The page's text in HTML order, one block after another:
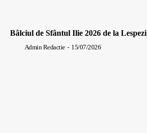
Bâlciul de Sfântul Ilie 2026 de la Lespezi
Admin Redactie - 15/07/2026